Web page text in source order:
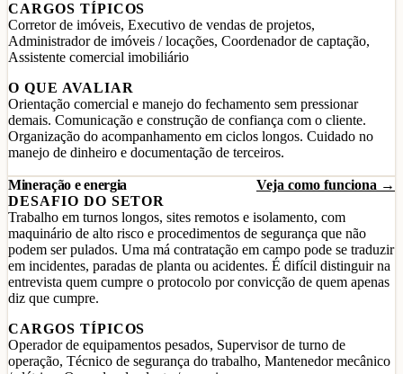
CARGOS TÍPICOS
Corretor de imóveis, Executivo de vendas de projetos,
Administrador de imóveis / locações, Coordenador de captação,
Assistente comercial imobiliário
O QUE AVALIAR
Orientação comercial e manejo do fechamento sem pressionar
demais. Comunicação e construção de confiança com o cliente.
Organização do acompanhamento em ciclos longos. Cuidado no
manejo de dinheiro e documentação de terceiros.
Mineração e energia
Veja como funciona →
DESAFIO DO SETOR
Trabalho em turnos longos, sites remotos e isolamento, com
maquinário de alto risco e procedimentos de segurança que não
podem ser pulados. Uma má contratação em campo pode se traduzir
em incidentes, paradas de planta ou acidentes. É difícil distinguir na
entrevista quem cumpre o protocolo por convicção de quem apenas
diz que cumpre.
CARGOS TÍPICOS
Operador de equipamentos pesados, Supervisor de turno de
operação, Técnico de segurança do trabalho, Mantenedor mecânico